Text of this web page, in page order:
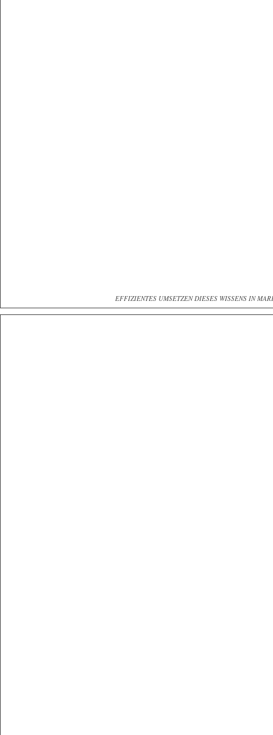
EFFIZIENTES UMSETZEN DIESES WISSENS IN